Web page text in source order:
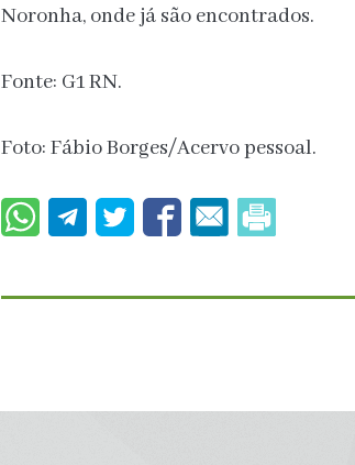
Noronha, onde já são encontrados.
Fonte: G1 RN.
Foto: Fábio Borges/Acervo pessoal.